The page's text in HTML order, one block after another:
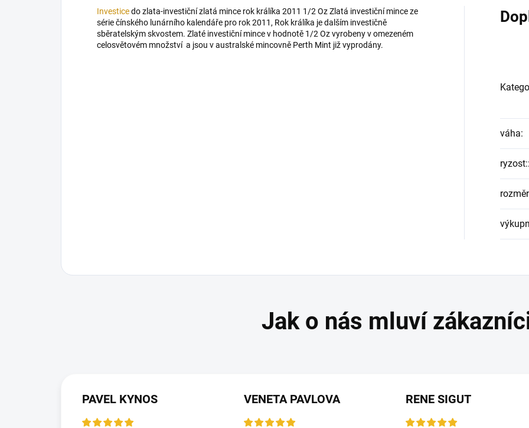
Investicedo zlata-investiční zlatá mince rok králíka 2011 1/2 Oz Zlatá investiční mince ze
série čínského lunárního kalendáře pro rok 2011, Rok králíka je dalším investičně
sběratelským skvostem. Zlaté investiční mince v hodnotě 1/2 Oz vyrobeny v omezeném
celosvětovém množství a jsou v australské mincovně Perth Mint již vyprodány.
váha:
ryzost::
PAVEL KYNOS VENETA PAVLOVA RENE SIGUT